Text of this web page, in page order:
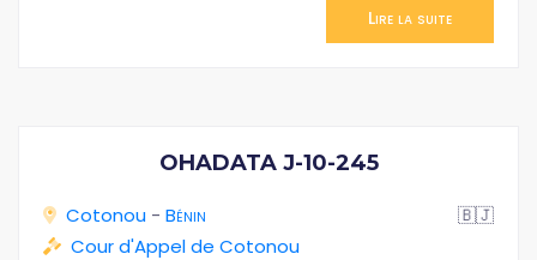
Lire la suite
OHADATA J-10-245
Cotonou - Bénin
🇧🇯
Cour d'Appel de Cotonou